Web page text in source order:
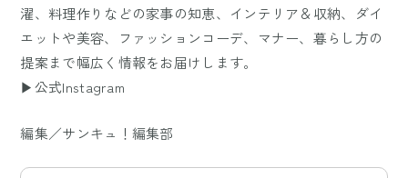
濯、料理作りなどの家事の知恵、インテリア＆収納、ダイ
エットや美容、ファッションコーデ、マナー、暮らし方の
提案まで幅広く情報をお届けします。
▶公式Instagram
編集／サンキュ！編集部